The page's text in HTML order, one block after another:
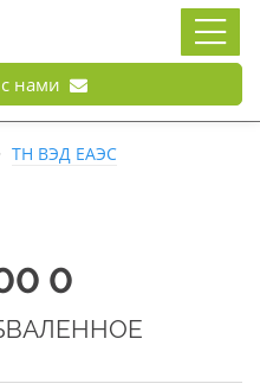
нами
ТН ВЭД ЕАЭС
0